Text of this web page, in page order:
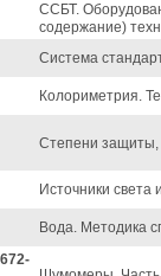
ССБТ.
содержание)
Система
Колориметрия.
Степени защиты,
Источники света
Вода. Методика